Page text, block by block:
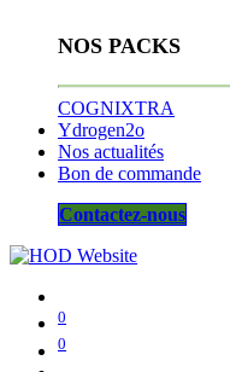
NOS PACKS
COGNIXTRA
Ydrogen2o
Nos actualités
Bon de commande
Contactez-nous
0
0